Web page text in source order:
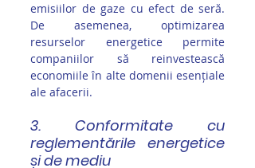
emisiilor de gaze cu efect de seră.
De asemenea, optimizarea
resurselor energetice permite
companiilor să reinvestească
economiile în alte domenii esențiale
ale afacerii.
3. Conformitate cu
reglementările energetice
și de mediu